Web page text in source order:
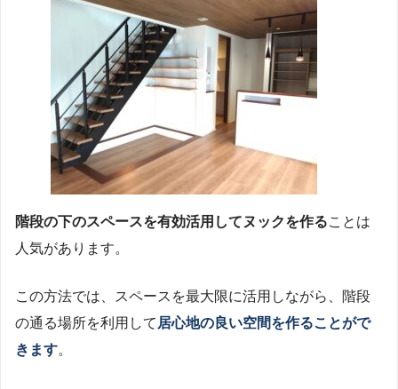
階段の下のスペースを有効活用してヌックを作ることは
人気があります。
この方法では、スペースを最大限に活用しながら、階段
の通る場所を利用して 居心地の良い空間を作ることがで
きます。